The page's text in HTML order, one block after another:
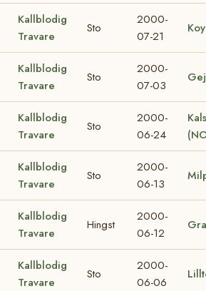
Kallblodig
Travare
Sto
2000-
07-21
Kallblodig
Travare
Sto
2000-
07-03
Kallblodig
Travare
Sto
2000-
06-24
Kallblodig
Travare
Sto
2000-
06-13
Kallblodig
Travare
Hingst
2000-
06-12
Kallblodig
Travare
Sto
2000-
06-06